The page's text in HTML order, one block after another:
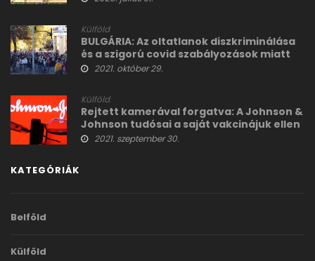
Külföld
BULGÁRIA: Az oltatlanok diszkriminálása
és a szigorú covid szabályozások miatt
tüntettek Szófiában
2021. október 29.
Külföld
Rejtett kamerával forgatva: A Johnson &
Johnson tudósai a saját vakcinájuk ellen
beszélnek
2021. szeptember 30.
KATEGÓRIÁK
Belföld
Külföld